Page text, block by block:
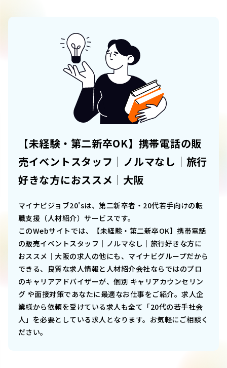
【未経験・第二新卒OK】携帯電話の販
売イベントスタッフ｜ノルマなし｜旅行
好きな方におススメ｜大阪
マイナビジョブ20'sは、第二新卒者・20代若手向けの転
職支援（人材紹介）サービスです。
このWebサイトでは、
【未経験・第二新卒OK】携帯電話
の販売イベントスタッフ｜ノルマなし｜旅行好きな方に
おススメ｜大阪の求人の他にも、マイナビグループだから
できる、良質な求人情報と人材紹介会社ならではのプロ
のキャリアアドバイザーが、個別 キャリアカウンセリン
グ や面接対策であなたに最適なお仕事をご紹介。求人企
業様から依頼を受けている求人も全て「20代の若手社会
人」を必要としている求人となります。お気軽にご相談く
ださい。